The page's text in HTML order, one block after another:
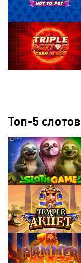
Топ-5 слотов